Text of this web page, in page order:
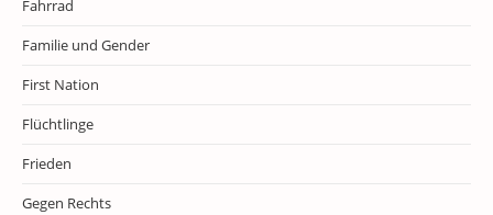
Fahrrad
Familie und Gender
First Nation
Flüchtlinge
Frieden
Gegen Rechts